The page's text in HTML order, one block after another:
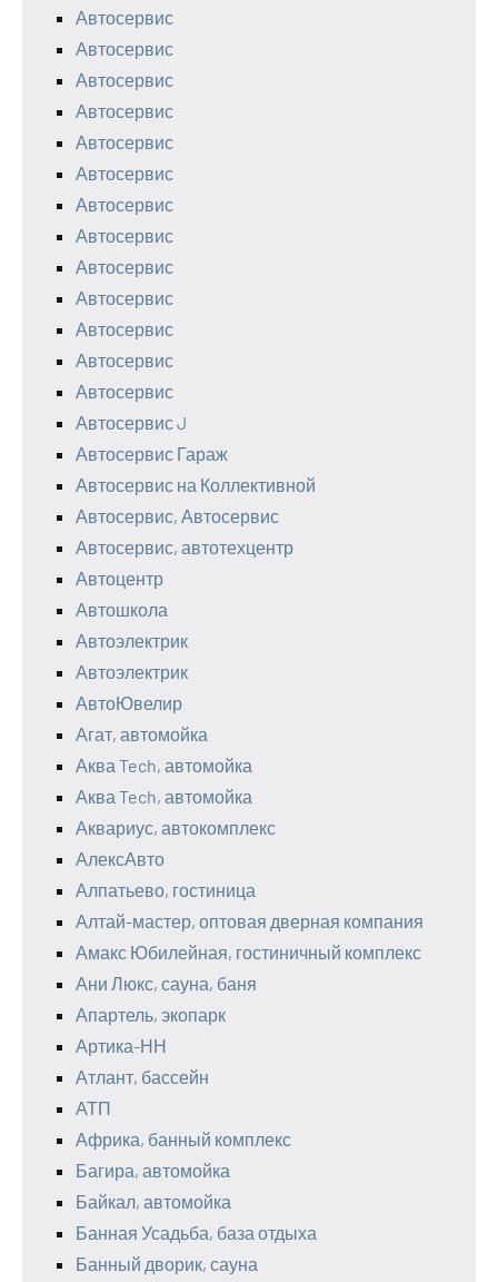
Автосервис
Автосервис
Автосервис
Автосервис
Автосервис
Автосервис
Автосервис
Автосервис
Автосервис
Автосервис
Автосервис
Автосервис
Автосервис
Автосервис J
Автосервис Гараж
Автосервис на Коллективной
Автосервис, Автосервис
Автосервис, автотехцентр
Автоцентр
Автошкола
Автоэлектрик
Автоэлектрик
АвтоЮвелир
Агат, автомойка
Аква Tech, автомойка
Аква Tech, автомойка
Аквариус, автокомплекс
АлексАвто
Алпатьево, гостиница
Алтай-мастер, оптовая дверная компания
Амакс Юбилейная, гостиничный комплекс
Ани Люкс, сауна, баня
Апартель, экопарк
Артика-НН
Атлант, бассейн
АТП
Африка, банный комплекс
Багира, автомойка
Байкал, автомойка
Банная Усадьба, база отдыха
Банный дворик, сауна